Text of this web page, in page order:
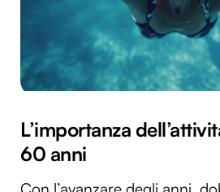
L’importanza
60 anni